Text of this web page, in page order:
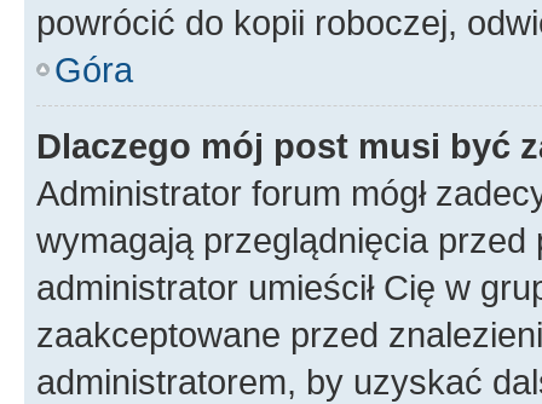
powrócić do kopii roboczej,
Góra
Dlaczego mój post musi być
Administrator forum mógł
wymagają przeglądnięcia
administrator umieścił Cię w
zaakceptowane przed
administratorem, by uzyskać